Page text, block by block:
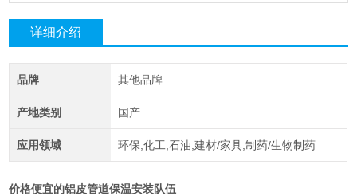
详细介绍
品牌 其他品牌
产地类别 国产
应用领域 环保,化工,石油,建材/家具,制药/生物制药
价格便宜的铝皮管道保温安装队伍